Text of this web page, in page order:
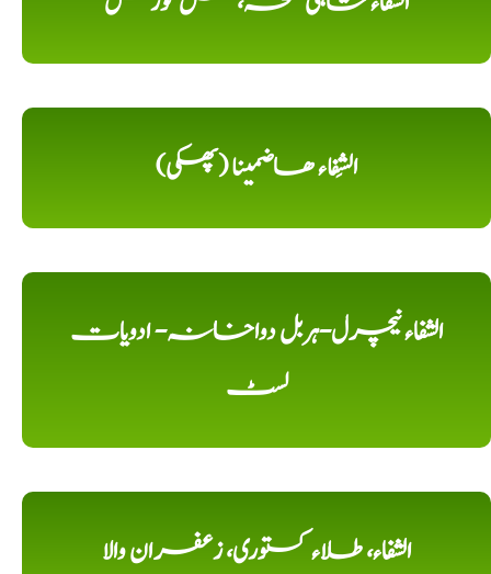
الشِفاء ھاضمینا (پھکی)
الشفاء نیچرل-ہربل دواخانہ- ادویات
لسٹ
الشفاء، طلاء کستوری، زعفران والا